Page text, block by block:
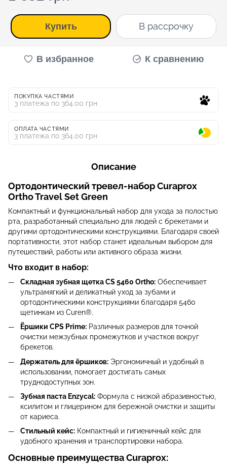
Купить В рассрочку
В избранное К сравнению
ПОКУПКА ЧАСТЯМИ
3 платежа по 364.00 грн
ОПЛАТА ЧАСТЯМИ
3 платежа по 364.00 грн
Описание
Ортодонтический тревел-набор Curaprox
Ortho Travel Set Green
Компактный и функциональный набор для ухода за полостью
рта, разработанный специально для людей с брекетами и
другими ортодонтическими конструкциями. Благодаря своей
портативности, этот набор станет идеальным выбором для
путешествий, работы или активного образа жизни.
Что входит в набор:
Складная зубная щетка CS 5460 Ortho: Обеспечивает
ультрамягкий и деликатный уход за зубами и
ортодонтическими конструкциями благодаря 5460
щетинкам из Curen®.
Ёршики CPS Prime: Различных размеров для точной
очистки межзубных промежутков и участков вокруг
брекетов.
Держатель для ёршиков: Эргономичный и удобный в
использовании, помогает достигать самых
труднодоступных зон.
Зубная паста Enzycal: Формула с низкой абразивностью,
ксилитом и глицерином для бережной очистки и защиты
от кариеса.
Стильный кейс: Компактный и гигиеничный кейс для
удобного хранения и транспортировки набора.
Основные преимущества Curaprox: